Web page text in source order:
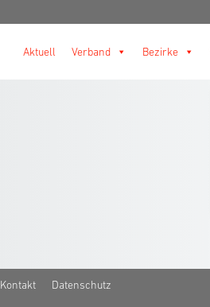
Aktuell Verband Bezirke
Kontakt Datenschutz